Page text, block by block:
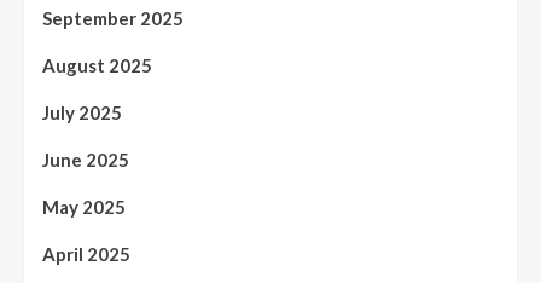
September 2025
August 2025
July 2025
June 2025
May 2025
April 2025